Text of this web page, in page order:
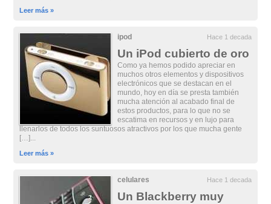
Leer más »
ipod Hace 1 decada
Un iPod cubierto de oro
Como ya hemos podido apreciar en
muchos otros elementos y dispositivos
electrónicos que se destacan en el
mundo, hoy en día se presta también
mucha atención al acabado final de
estos productos, para lo que no se
escatima en recursos y en lujo para
llenarlos de todos los suntuosos atractivos por los que mucha gente
[…]...
Leer más »
celulares Hace 1 decada
Un Blackberry muy